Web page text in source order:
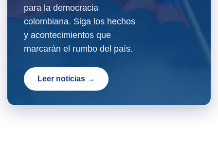
para la democracia
colombiana. Siga los hechos
y acontecimientos que
marcarán el rumbo del país.
Leer noticias →